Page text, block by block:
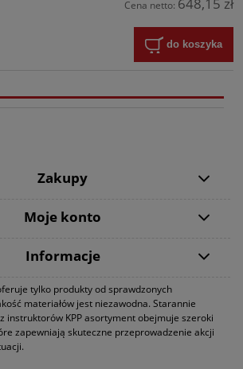
Cena netto: 648,15 zł
do koszyka
Zakupy
Moje konto
Informacje
tylko produkty od sprawdzonych
materiałów jest niezawodna. Starannie
instruktorów KPP asortyment obejmuje szeroki
zapewniają skuteczne przeprowadzenie akcji